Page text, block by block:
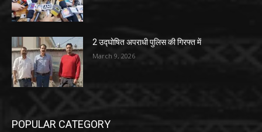
2 उद्घोषित अपराधी पुलिस की गिरफ्त में
March 9, 2026
POPULAR CATEGORY